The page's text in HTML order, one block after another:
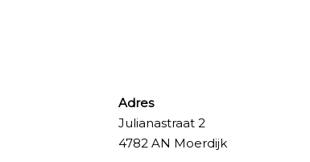
Adres
Julianastraat 2
4782 AN Moerdijk